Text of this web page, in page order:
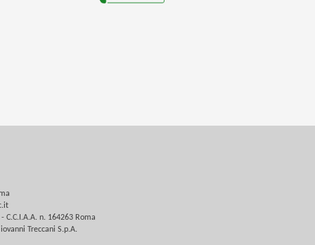
n. 164263 Roma
Treccani S.p.A.